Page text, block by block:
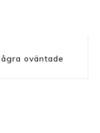
oväntade